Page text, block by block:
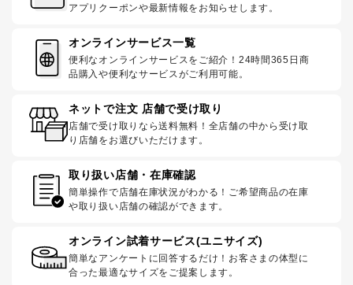
アプリクーポンや最新情報をお知らせします。
オンラインサービス一覧
便利なオンラインサービスをご紹介！24時間365日商
品購入や便利なサービスがご利用可能。
ネットで注文 店舗で受け取り
店舗で受け取りなら送料無料！全店舗の中から受け取
り店舗をお選びいただけます。
取り扱い店舗・在庫確認
簡単操作で店舗在庫状況がわかる！ご希望商品の在庫
や取り扱い店舗の確認ができます。
オンライン試着サービス(ユニサイズ)
簡単なアンケートに回答するだけ！お客さまの体型に
合った最適なサイズをご提案します。